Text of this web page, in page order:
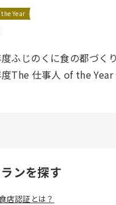
the Year
ふじのくに食の都づく
The 仕事人 of the Year
ンを探す
店認証とは？